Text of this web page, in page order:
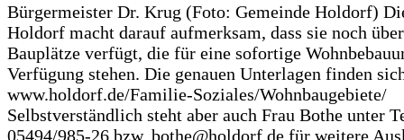
Bürgermeister Dr. Krug (Foto: Gemeinde Holdorf)
Holdorf macht darauf aufmerksam, dass sie noch
Bauplätze verfügt, die für eine sofortige
Verfügung stehen. Die genauen Unterlagen finden
www.holdorf.de/Familie-Soziales/Wohnbaugebiete/
Selbstverständlich steht aber auch Frau Bothe unter
05494/985-26 bzw. bothe@holdorf.de für weitere